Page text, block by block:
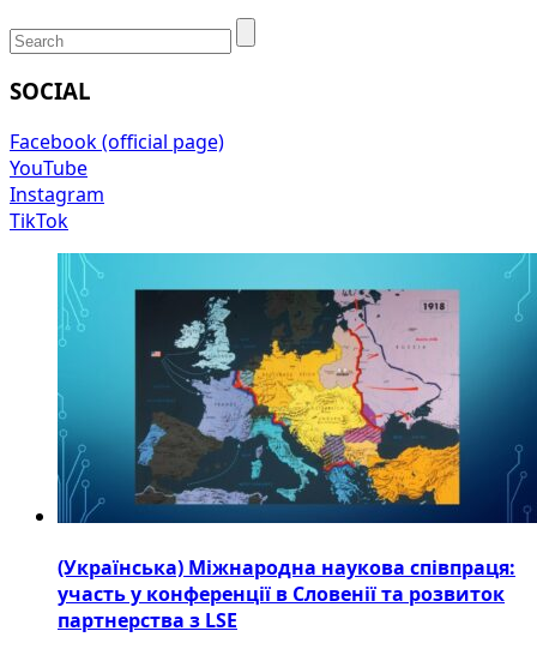
SOCIAL
Facebook (official page)
YouTube
Instagram
TikTok
(Українська) Міжнародна наукова співпраця:
участь у конференції в Словенії та розвиток
партнерства з LSE